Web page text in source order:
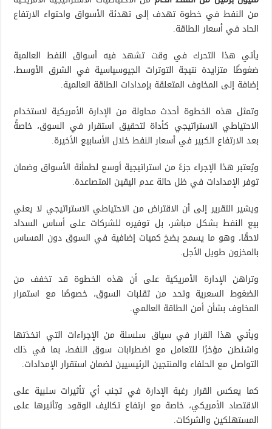
من النفط في خطوة تهدف إلى تهدئة الأسواق واحتواء الارتفاع
الحاد في أسعار الطاقة.
يأتي هذا التحرك في وقت تشهد فيه أسواق النفط العالمية
ضغوطًا متزايدة نتيجة التوترات الجيوسياسية في الشرق الأوسط،
إضافة إلى المخاوف المتعلقة بإمدادات الطاقة العالمية.
وتمثل هذه الخطوة أحدث محاولة من الإدارة الأمريكية لاستخدام
الاحتياطي الاستراتيجي كأداة لتحقيق استقرار في السوق، خاصةً
بعد الارتفاع الكبير في أسعار النفط خلال الأسابيع الأخيرة.
ويُعتبر هذا الإجراء جزءً من استراتيجية أوسع لطمأنة الأسواق وضمان
توفر الإمدادات في ظل حالة عدم اليقين المتصاعدة.
ويشير التقرير إلى أن الاقتراض من الاحتياطي الاستراتيجي لا يعني
بيع النفط بشكل مباشر، بل توفيره للشركات على أساس السداد
لاحقًا، وهو ما يسمح بضخ كميات إضافية في السوق دون المساس
بالمخزون طويل الأجل.
وتراهن الإدارة الأمريكية على أن هذه الخطوة قد تخفف من
الضغوط السعرية وتحد من تقلبات السوق، خصوصًا مع استمرار
المخاوف بشأن أمن الطاقة العالمي.
ويأتي هذا القرار في سياق سلسلة من الإجراءات التي اتخذتها
واشنطن مؤخرًا للتعامل مع اضطرابات سوق النفط، بما في ذلك
التواصل مع الحلفاء والمنتجين الرئيسيين لضمان استقرار الإمدادات.
كما يعكس القرار رغبة الإدارة في تجنب أي تأثيرات سلبية على
الاقتصاد الأمريكي، خاصة مع ارتفاع تكاليف الوقود وتأثيرها على
المستهلكين والشركات.